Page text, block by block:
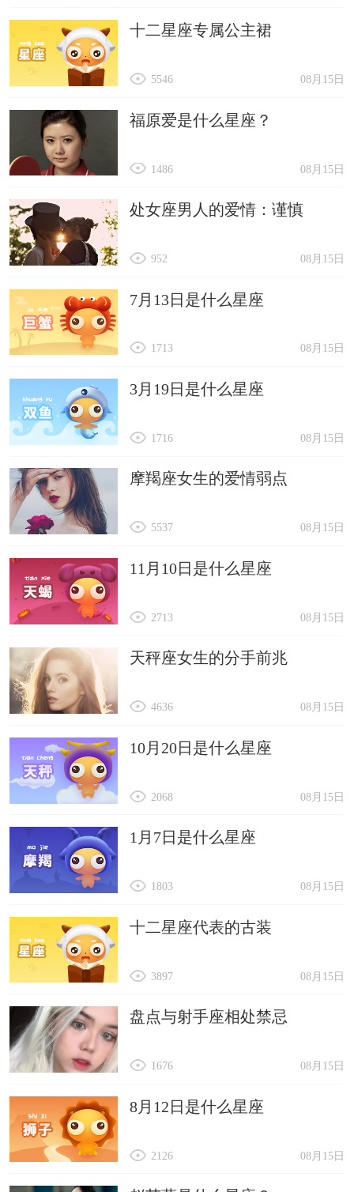
十二星座专属公主裙
08月15日
5546
福原爱是什么星座？
08月15日
1486
处女座男人的爱情：谨慎
08月15日
952
7月13日是什么星座
08月15日
1713
3月19日是什么星座
08月15日
1716
摩羯座女生的爱情弱点
08月15日
5537
11月10日是什么星座
08月15日
2713
天秤座女生的分手前兆
08月15日
4636
10月20日是什么星座
08月15日
2068
1月7日是什么星座
08月15日
1803
十二星座代表的古装
08月15日
3897
盘点与射手座相处禁忌
08月15日
1676
8月12日是什么星座
08月15日
2126